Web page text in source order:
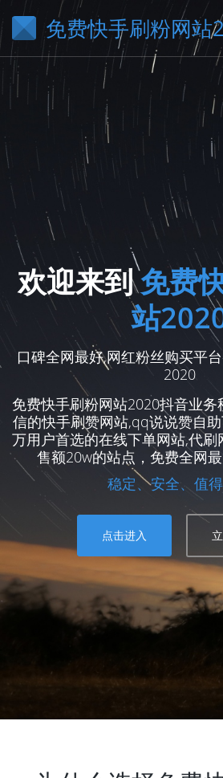
免费快手刷粉网站
欢迎来到免费
站
口碑全网最好,网红粉丝购买平
2020
免费快手刷粉网站2020抖音业
信的快手刷赞网站,qq说说赞自
万用户首选的在线下单网站,代
售额20w的站点，免费全网最
稳定、安全、值
点击进入